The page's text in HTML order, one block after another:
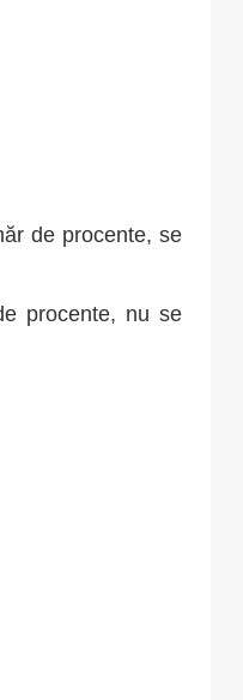
de procente, se
procente, nu se